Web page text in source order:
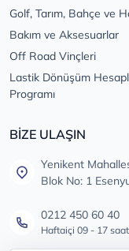
Golf, Tarım, Bahçe ve
Bakım ve Aksesuarlar
Off Road Vinçleri
Lastik Dönüşüm
Programı
BİZE ULAŞIN
Yenikent
Blok No: 1
0212 450 60 40
Haftaiçi 09 - 17